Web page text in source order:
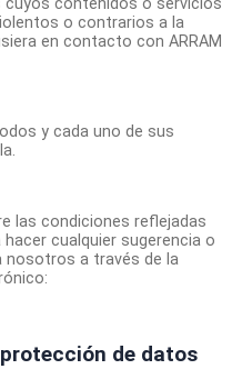
o contrarios a la
en contacto con ARRAM
y cada uno de sus
las condiciones reflejadas
cualquier sugerencia o
nosotros a través de la
de datos